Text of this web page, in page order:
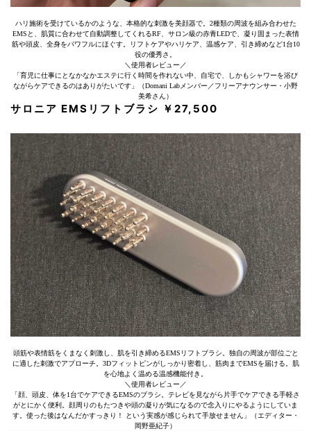
ハリ施術を受けているかのような、本格的な刺激を美顔器で。2種類の周波を組み合わせた
EMSと、肌質に合わせて自動調整してくれるRF、サロン級の赤青LEDで、凝り固まった表情
筋や頭皮、全身をパワフルにほぐす。リフトケアやハリケア、温感ケア、引き締めなど1台10
役の優秀さ。
＼使用者レビュー／
「育児に仕事にとなかなかエステに行く時間を作れない中、自宅で、しかもシャワーを浴び
ながらケアできるのはありがたいです」（Domani Labメンバー／フリーアナウンサー・小野
美希さん）
サロニア EMSリフトブラシ ￥27,500
頭筋や表情筋をくまなく刺激し、肌を引き締めるEMSリフトブラシ。独自の周波が部位ごと
に適した刺激でアプローチ。3Dフィットピンがしっかり密着し、筋肉までEMSを届ける。肌
を心地よく温める温感機能付き。
＼使用者レビュー／
「顔、頭皮、体を1台でケアできるEMSのブラシ。テレビを見ながら片手でケアできる手軽さ
がとにかく便利。顔周りのもたつきや頭の凝りが気になるので念入りにやるようにしていま
す。使った後はなんだかすっきり！ という実感が感じられて手放せません」（エディター・
岡野亜紀子）